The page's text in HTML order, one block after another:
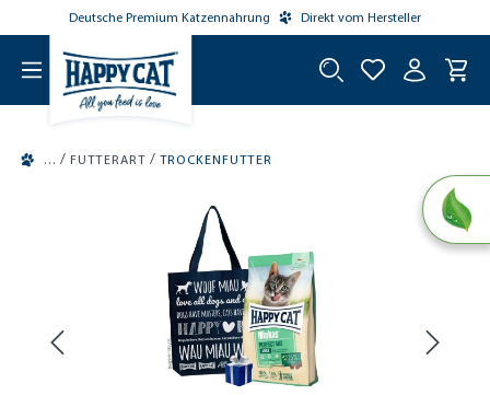
springen
Deutsche Premium Katzennahrung Direkt vom Hersteller
/ FUTTERART / TROCKENFUTTER